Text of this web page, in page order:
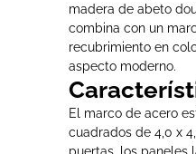
madera de abeto
combina con un
recubrimiento en
aspecto moderno.
El marco de acero
cuadrados de 4,0 x
puertas, los paneles